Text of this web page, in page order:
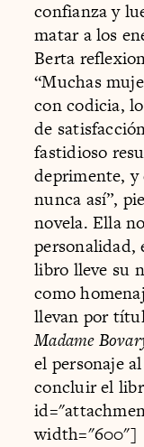
confianza y
matar a los
Berta
“Muchas
con codicia,
de
fastidioso
deprimente, y
nunca así”,
novela. Ella
personalidad,
libro lleve su
como
llevan por
Madame
el personaje
concluir el
width="600"]